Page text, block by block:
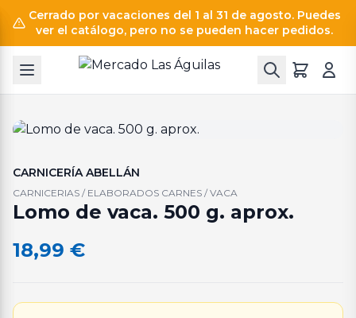
Cerrado por vacaciones del 1 al 31 de agosto. Puedes
ver el catálogo, pero no se pueden hacer pedidos.
CARNICERÍA ABELLÁN
CARNICERIAS / ELABORADOS CARNES / VACA
Lomo de vaca. 500 g. aprox.
18,99 €